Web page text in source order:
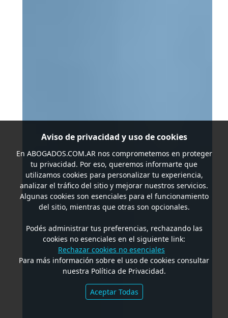
Aviso de privacidad y uso de cookies
En ABOGADOS.COM.ARnos comprometemos en proteger
tu privacidad. Por eso, queremos informarte que
utilizamos cookies para personalizar tu experiencia,
analizar el tráfico del sitio y mejorar nuestros servicios.
Algunas cookies son esenciales para el funcionamiento
del sitio, mientras que otras son opcionales.
Podés administrar tus preferencias, rechazando las
cookies no esenciales en el siguiente link:
Rechazar cookies no esenciales
Para más información sobre el uso de cookies consultar
nuestra Política de Privacidad.
Aceptar Todas